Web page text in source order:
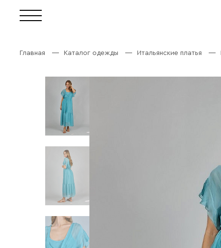
Главная Каталог одежды Итальянские платья